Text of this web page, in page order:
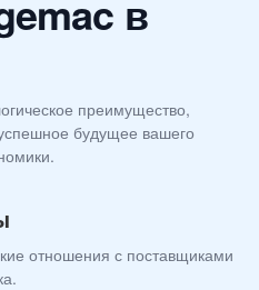
в
преимущество,
будущее вашего
отношения с поставщиками